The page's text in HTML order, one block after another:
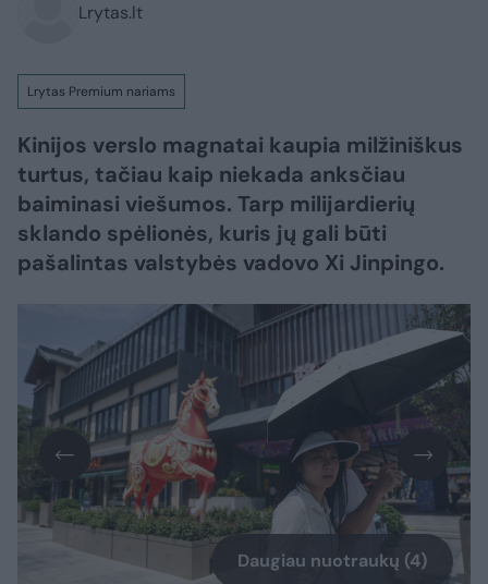
Lrytas.lt
Lrytas Premium nariams
Kinijos verslo magnatai kaupia milžiniškus
turtus, tačiau kaip niekada anksčiau
baiminasi viešumos. Tarp milijardierių
sklando spėlionės, kuris jų gali būti
pašalintas valstybės vadovo Xi Jinpingo.
Daugiau nuotraukų (4)